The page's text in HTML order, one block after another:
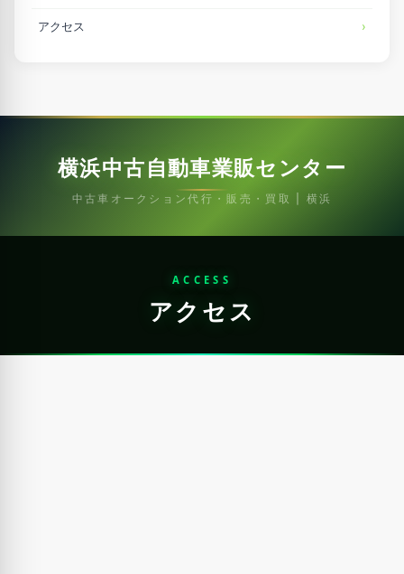
アクセス
横浜中古自動車業販センター
中古車オークション代行・販売・買取 | 横浜
ACCESS
アクセス